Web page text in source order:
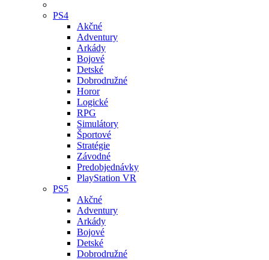
PS4
Akčné
Adventury
Arkády
Bojové
Detské
Dobrodružné
Horor
Logické
RPG
Simulátory
Športové
Stratégie
Závodné
Predobjednávky
PlayStation VR
PS5
Akčné
Adventury
Arkády
Bojové
Detské
Dobrodružné